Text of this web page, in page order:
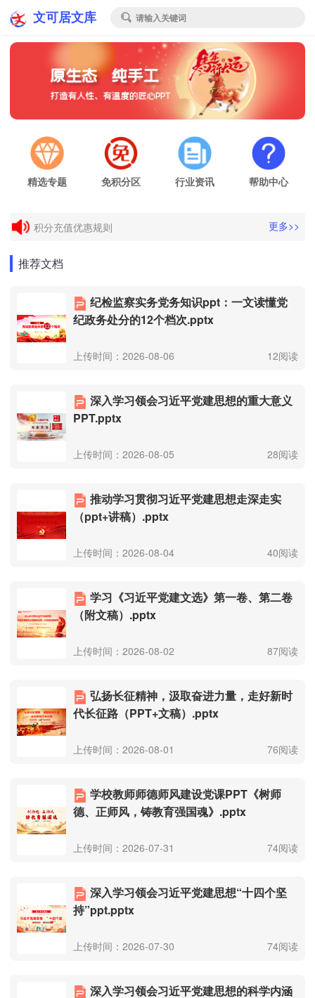
文可居文库  请输入关键词
精选专题 免积分区 行业资讯
帮助中心
积分充值优惠规则
电子发票申请
更多>>
推荐文档
纪政务处分的12个档次.pptx
上传时间：2026-08-06 12阅读
PPT.pptx
上传时间：2026-08-05 28阅读
（ppt+讲稿）.pptx
上传时间：2026-08-04 40阅读
（附文稿）.pptx
上传时间：2026-08-02 87阅读
代长征路（PPT+文稿）.pptx
上传时间：2026-08-01 76阅读
德、正师风，铸教育强国魂》.pptx
上传时间：2026-07-31 74阅读
持”ppt.pptx
上传时间：2026-07-30 74阅读